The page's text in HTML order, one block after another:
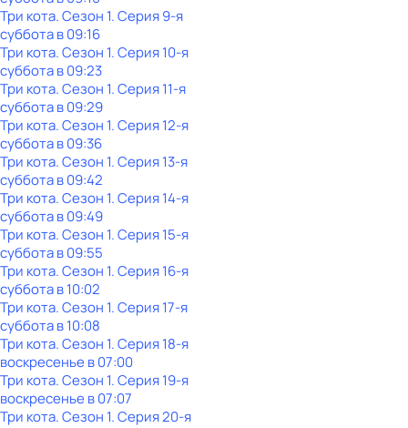
Три кота. Сезон 1. Серия 9-я
субботав09:16
Три кота. Сезон 1. Серия 10-я
субботав09:23
Три кота. Сезон 1. Серия 11-я
субботав09:29
Три кота. Сезон 1. Серия 12-я
субботав09:36
Три кота. Сезон 1. Серия 13-я
субботав09:42
Три кота. Сезон 1. Серия 14-я
субботав09:49
Три кота. Сезон 1. Серия 15-я
субботав09:55
Три кота. Сезон 1. Серия 16-я
субботав10:02
Три кота. Сезон 1. Серия 17-я
субботав10:08
Три кота. Сезон 1. Серия 18-я
воскресенье в07:00
Три кота. Сезон 1. Серия 19-я
воскресенье в07:07
Три кота. Сезон 1. Серия 20-я